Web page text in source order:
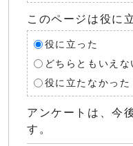
このページは役に
役に立った
どちらともいえな
役に立たなかった
アンケートは、今
す。